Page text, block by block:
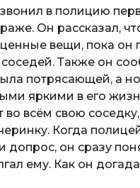
в полицию
Он рассказал,
ценные вещи, пока он
Также он
потрясающей, а
яркими в его
во всём свою
Когда
допрос, он сразу
ему. Как он